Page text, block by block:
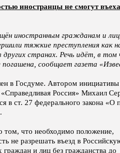
иностранцы не смогут
иностранным гражданам и
тяжкие преступления как
странах. Речь идёт, в том
сообщает газета
в Госдуме. Автором инициативы
«Справедливая Россия» Михаил
в ст. 27 федерального закона «О
том, что необходимо положение,
не разрешать въезд в
и лиц без гражданства до